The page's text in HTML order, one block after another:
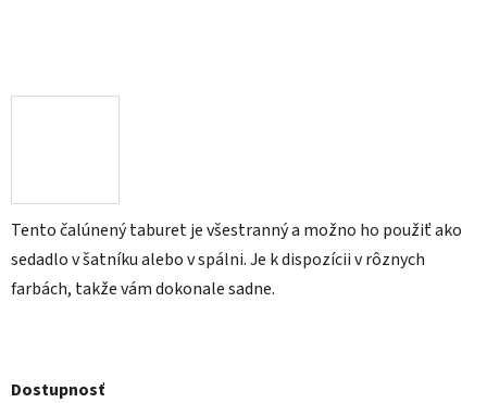
Tento čalúnený taburet je všestranný a možno ho použiť ako
sedadlo v šatníku alebo v spálni. Je k dispozícii v rôznych
farbách, takže vám dokonale sadne.
Dostupnosť